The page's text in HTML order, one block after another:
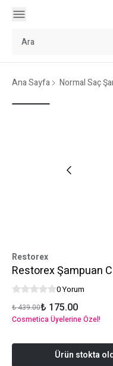
Ana Sayfa Normal Saç
Restorex
Restorex Şampuan
0 Yorum
₺ 439.00₺ 175.00
Cosmetica Üyelerine Özel!
Ürün stokta